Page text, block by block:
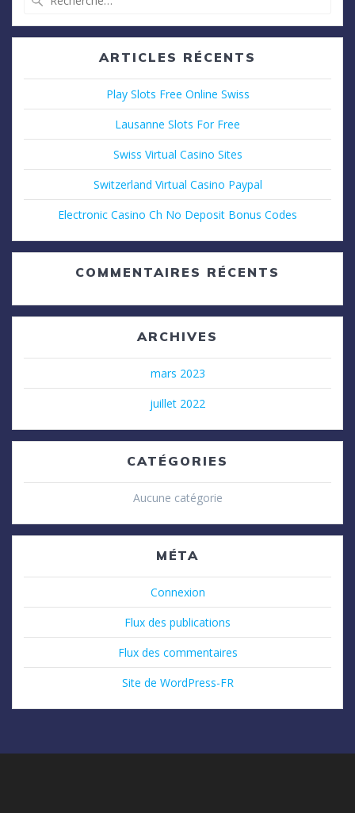
:
ARTICLES RÉCENTS
Play Slots Free Online Swiss
Lausanne Slots For Free
Swiss Virtual Casino Sites
Switzerland Virtual Casino Paypal
Electronic Casino Ch No Deposit Bonus Codes
COMMENTAIRES RÉCENTS
ARCHIVES
mars 2023
juillet 2022
CATÉGORIES
Aucune catégorie
MÉTA
Connexion
Flux des publications
Flux des commentaires
Site de WordPress-FR